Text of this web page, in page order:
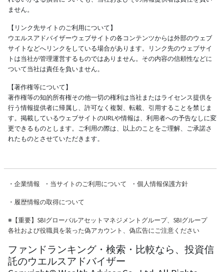
ません。
【リンク先サイトのご利用について】
ウエルスアドバイザーウェブサイトの各コンテンツからは外部のウェブ
サイトなどへリンクをしている場合があります。リンク先のウェブサイ
トは当社が管理運営するものではありません。その内容の信頼性などに
ついて当社は責任を負いません。
【著作権等について】
著作権等の知的所有権その他一切の権利は当社またはライセンス提供を
行う情報提供者に帰属し、許可なく複製、転載、引用することを禁じま
す。掲載しているウェブサイトのURLや情報は、利用者への予告なしに変
更できるものとします。ご利用の際は、以上のことをご理解、ご承諾さ
れたものとさせていただきます。
・ 企業情報 ・ 当サイトのご利用について ・ 個人情報保護方針
・ 履歴情報の取得について
※【重要】SBIグローバルアセットマネジメントグループ、SBIグループ
各社および役職員を装った偽アカウント、偽広告にご注意ください
ファンドランキング・検索・比較なら、投資信
託のウエルスアドバイザー